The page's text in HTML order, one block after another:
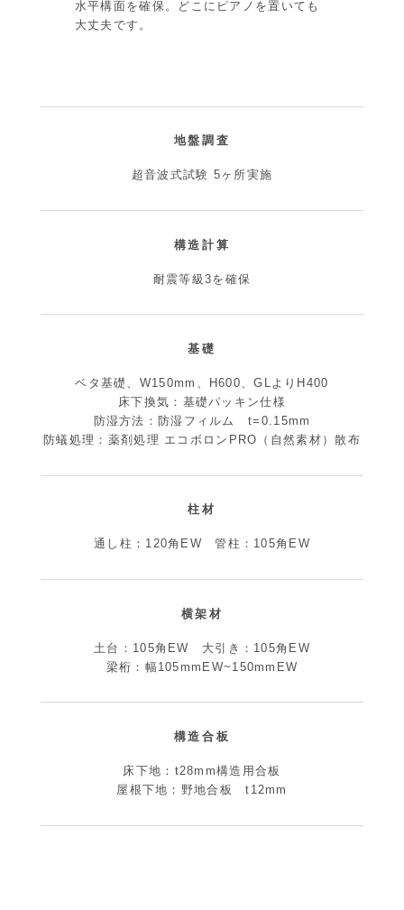
水平構面を確保。どこにピアノを置いても
大丈夫です。
地盤調査
超音波式試験 5ヶ所実施
構造計算
耐震等級3を確保
基礎
ベタ基礎、W150mm、H600、GLよりH400
床下換気：基礎パッキン仕様
防湿方法：防湿フィルム t=0.15mm
防蟻処理：薬剤処理 エコボロンPRO（自然素材）散布
柱材
通し柱：120角EW 管柱：105角EW
横架材
土台：105角EW 大引き：105角EW
梁桁：幅105mmEW~150mmEW
構造合板
床下地：t28mm構造用合板
屋根下地：野地合板 t12mm